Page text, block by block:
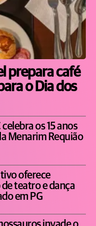
prepara café
o Dia dos
os 15 anos
Menarim Requião
oferece
teatro e dança
em PG